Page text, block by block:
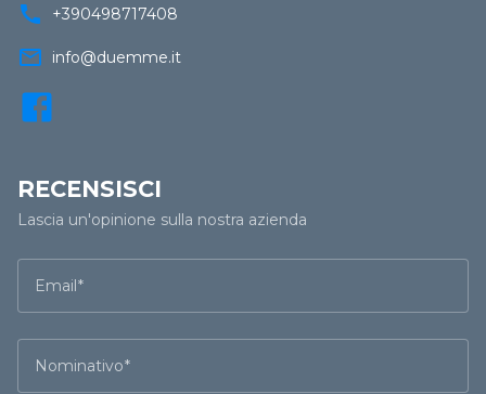
call +390498717408
mail_outline info@duemme.it
RECENSISCI
Lascia un'opinione sulla nostra azienda
Email
Nominativo